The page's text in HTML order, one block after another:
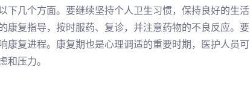
下几个方面。要继续坚持个人卫生习惯，保持良好的生活
康复指导，按时服药、复诊，并注意药物的不良反应。要
康复进程。康复期也是心理调适的重要时期，医护人员可
压力。